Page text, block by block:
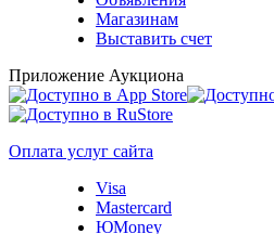
Магазинам
Выставить счет
Приложение Аукциона
Оплата услуг сайта
Visa
Mastercard
ЮMoney